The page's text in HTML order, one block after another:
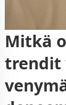
Mitkä
trendit